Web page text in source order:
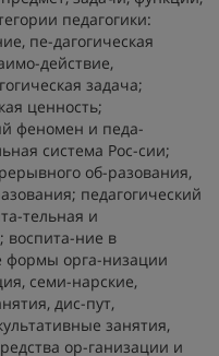
педагогики:
пе-дагогическая
действие,
задача;
ценность;
феномен и педа-
система Рос-сии;
об-разования,
педагогический
тельная и
ние в
формы орга-низации
семи-нарские,
дис-пут,
занятия,
ор-ганизации и